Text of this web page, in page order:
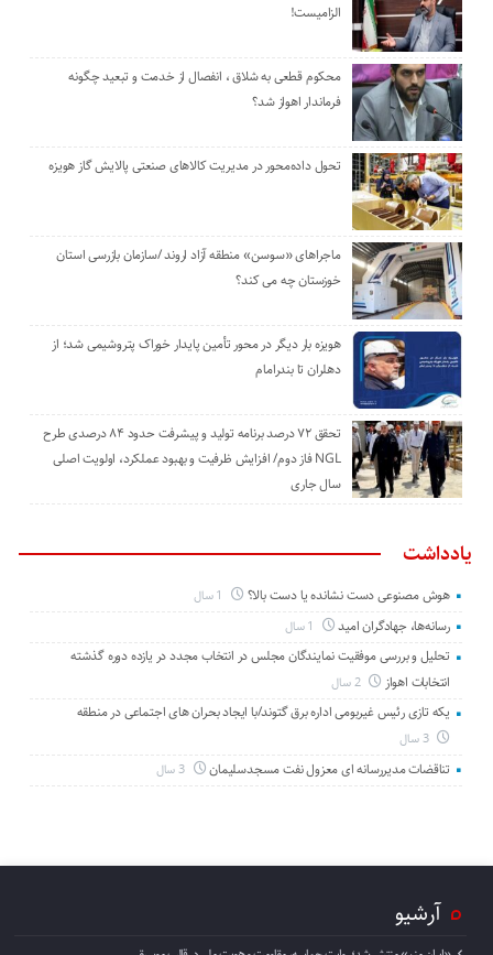
الزامیست!
محکوم قطعی به شلاق ، انفصال از خدمت و تبعید چگونه
فرماندار اهواز شد؟
تحول داده‌محور در مدیریت کالاهای صنعتی پالایش گاز هویزه
ماجراهای «سوسن» منطقه آزاد اروند /سازمان بازرسی استان
خوزستان چه می کند؟
هویزه بار دیگر در محور تأمین پایدار خوراک پتروشیمی شد؛ از
دهلران تا بندرامام
تحقق ۷۲ درصد برنامه تولید و پیشرفت حدود ۸۴ درصدی طرح
NGL فاز دوم/ افزایش ظرفیت و بهبود عملکرد، اولویت اصلی
سال جاری
یادداشت
هوش مصنوعی دست نشانده یا دست بالا؟
رسانه‌ها، جهادگران امید
تحلیل و بررسی موفقیت نمایندگان مجلس در انتخاب مجدد در یازده دوره گذشته
انتخابات اهواز
2 سال
یکه تازی رئیس غیربومی اداره برق گتوند/با ایجاد بحران های اجتماعی در منطقه
3 سال
تناقضات مدیررسانه ای معزول نفت مسجدسلیمان 3 سال
آرشیو